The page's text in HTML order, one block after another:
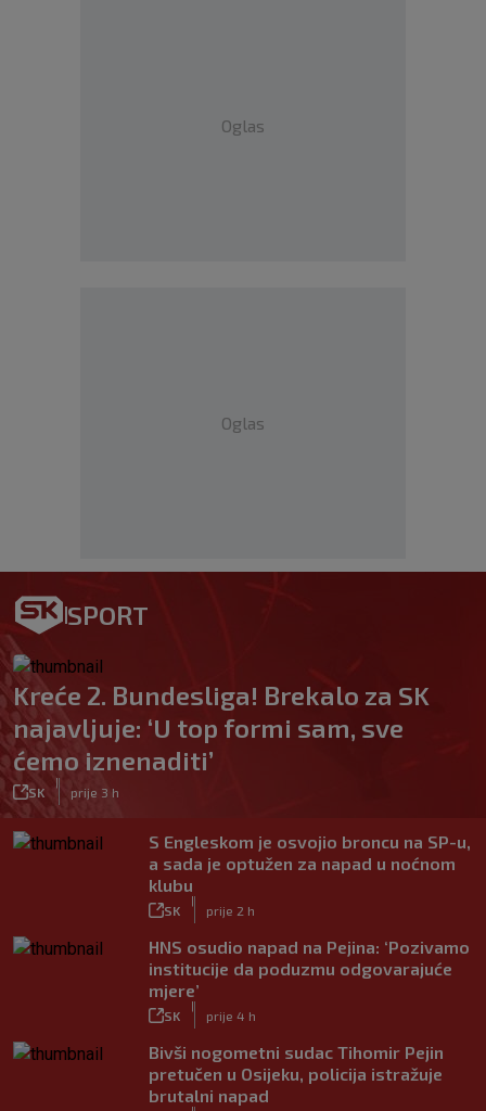
Oglas
Oglas
SPORT
Kreće 2. Bundesliga! Brekalo za SK
najavljuje: ‘U top formi sam, sve
ćemo iznenaditi’
SK prije 3 h
S Engleskom je osvojio broncu na SP-u,
a sada je optužen za napad u noćnom
klubu
SK prije 2 h
HNS osudio napad na Pejina: ‘Pozivamo
institucije da poduzmu odgovarajuće
mjere’
SK prije 4 h
Bivši nogometni sudac Tihomir Pejin
pretučen u Osijeku, policija istražuje
brutalni napad